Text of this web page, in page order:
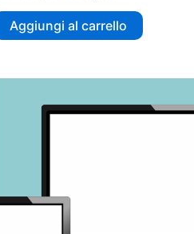
Aggiungi al carrello